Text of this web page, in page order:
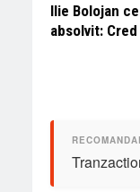
Ilie Bolojan
absolvit: